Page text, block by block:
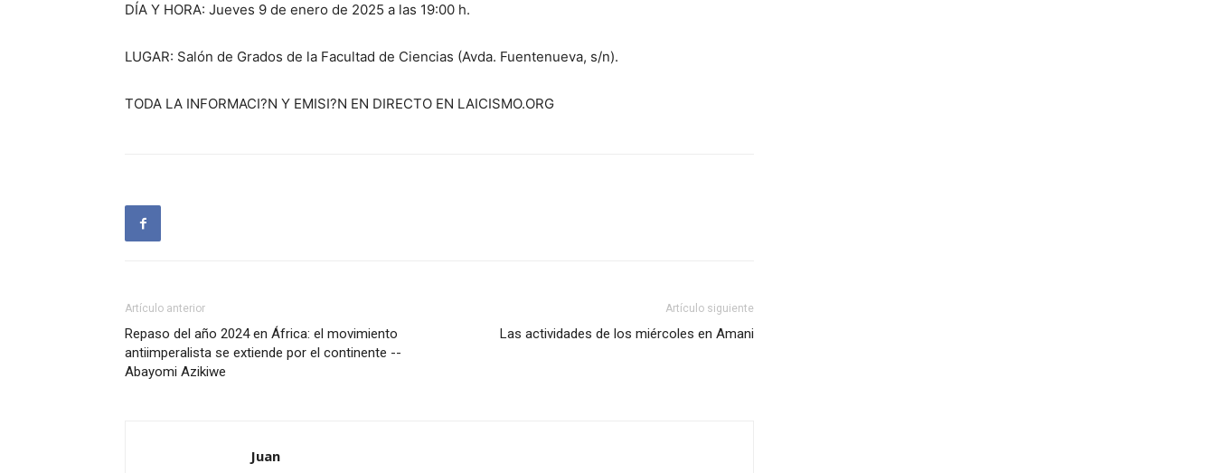
DÍA Y HORA: Jueves 9 de enero de 2025 a las 19:00 h.
LUGAR: Salón de Grados de la Facultad de Ciencias (Avda. Fuentenueva, s/n).
TODA LA INFORMACI?N Y EMISI?N EN DIRECTO EN LAICISMO.ORG
Artículo anterior
Repaso del año 2024 en África: el movimiento
antiimperalista se extiende por el continente --
Abayomi Azikiwe
Artículo siguiente
Las actividades de los miércoles en Amani
Juan